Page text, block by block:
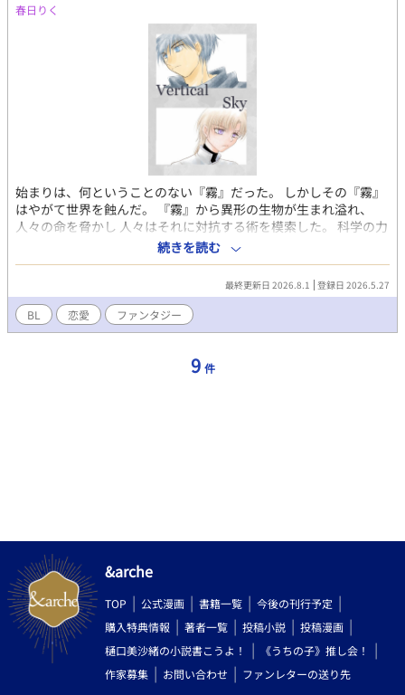
春日りく
始まりは、何ということのない『霧』だった。 しかしその『霧』
はやがて世界を蝕んだ。 『霧』から異形の生物が生まれ溢れ、
人々の命を脅かし 人々はそれに対抗する術を模索した。 科学の力
で『霧』を払わんと日夜研究に明け暮れる「ブリガンディア」 神
の子の奇跡が世界を救うと信じ暮らす「ティフェレト」 そして、
ただその日その日を精一杯、力強く生き抜く「ガルド」 これは、
ガルドの街で冒険者として生きる若者たちの物語。
続きを読む
最終更新日 2026.8.1 登録日 2026.5.27
BL 恋愛 ファンタジー
9 件
&arche
TOP 公式漫画 書籍一覧
今後の刊行予定
購入特典情報
著者一覧 投稿小説
投稿漫画
樋口美沙緒の小説書こうよ！
《うちの子》推し会！
作家募集
お問い合わせ ファンレターの送り先